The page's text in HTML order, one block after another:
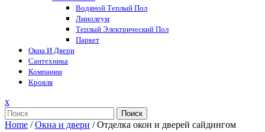
Водяной Теплый Пол
Линолеум
Теплый Электрический Пол
Паркет
Окна И Двери
Сантехника
Компании
Кровля
xЗакрыть
меню
Поиск
Home /Окна и двери /Отделка окон и дверей сайдингом